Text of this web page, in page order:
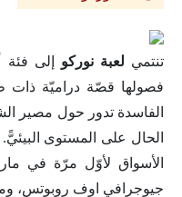
تنتمي لعبة نوركو إلى فئة
فصولها قصّة دراميّة ذات
الفاسدة تدور حول مصير
الحال على المستوى
جيوجرافي اوف روبوتس،